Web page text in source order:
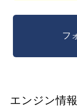
エンジン情報